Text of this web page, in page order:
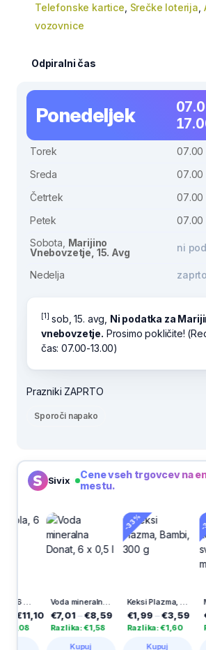
Telefonske kartice Srečke loterija
vozovnice
Odpiralni čas
Ponedeljek
Torek
Sreda
Četrtek
Petek
Sobota, Marijino
Vnebovzetje, 15. Avg
ni
Nedelja zaprto
[1] sob, 15. avg, Ni podatka za
vnebovzetje. Prosimo pokličite!
čas: 07.00-13.00)
Prazniki ZAPRTO
Sporoči napako
Sivix
Cene vseh trgovcev na
mestu.
Voda mineralna Donat, 6 x 0,5 l
€7,01 –€8,59
Razlika: €1,58
Keksi Plazma, Bambi, 300 g
€1,99 –€3,59
Razlika: €1,60
€2,59